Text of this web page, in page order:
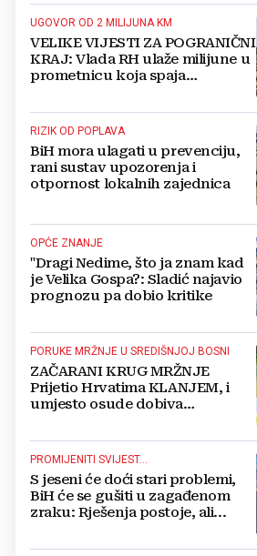
UGOVOR OD 2 MILIJUNA KM
VELIKE VIJESTI ZA POGRANIČNI
KRAJ: Vlada RH ulaže milijune u
prometnicu koja spaja
RIZIK OD POPLAVA
BiH mora ulagati u prevenciju,
rani sustav upozorenja i
otpornost lokalnih zajednica
OPĆE ZNANJE
"Dragi Nedime, što ja znam kad
je Velika Gospa?: Sladić najavio
prognozu pa dobio kritike
PORUKE MRŽNJE U SREDIŠNJOJ BOSNI
ZAČARANI KRUG MRŽNJE
Prijetio Hrvatima KLANJEM, i
umjesto osude dobiva
PROMIJENITI SVIJEST...
S jeseni će doći stari problemi,
BiH će se gušiti u zagađenom
zraku: Rješenja postoje, ali...